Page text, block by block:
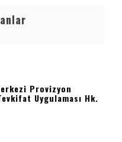
Provizyon
Uygulaması Hk.